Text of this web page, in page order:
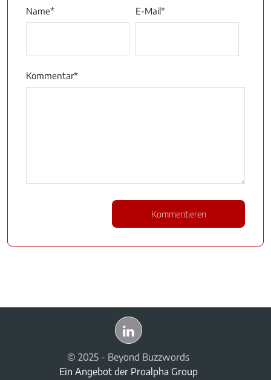
Name* E-Mail*
Kommentar*
© 2025 - Beyond Buzzwords
Ein Angebot der Proalpha Group